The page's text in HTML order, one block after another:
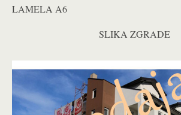
LAMELA A6
SLIKA ZGRADE